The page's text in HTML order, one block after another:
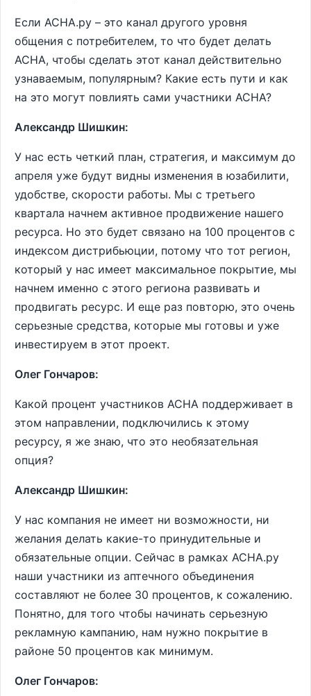
Если АСНА.ру – это канал другого уровня
общения с потребителем, то что будет делать
АСНА, чтобы сделать этот канал действительно
узнаваемым, популярным? Какие есть пути и как
на это могут повлиять сами участники АСНА?
Александр Шишкин:
У нас есть четкий план, стратегия, и максимум до
апреля уже будут видны изменения в юзабилити,
удобстве, скорости работы. Мы с третьего
квартала начнем активное продвижение нашего
ресурса. Но это будет связано на 100 процентов с
индексом дистрибьюции, потому что тот регион,
который у нас имеет максимальное покрытие, мы
начнем именно с этого региона развивать и
продвигать ресурс. И еще раз повторю, это очень
серьезные средства, которые мы готовы и уже
инвестируем в этот проект.
Олег Гончаров:
Какой процент участников АСНА поддерживает в
этом направлении, подключились к этому
ресурсу, я же знаю, что это необязательная
опция?
Александр Шишкин:
У нас компания не имеет ни возможности, ни
желания делать какие-то принудительные и
обязательные опции. Сейчас в рамках АСНА.ру
наши участники из аптечного объединения
составляют не более 30 процентов, к сожалению.
Понятно, для того чтобы начинать серьезную
рекламную кампанию, нам нужно покрытие в
районе 50 процентов как минимум.
Олег Гончаров: